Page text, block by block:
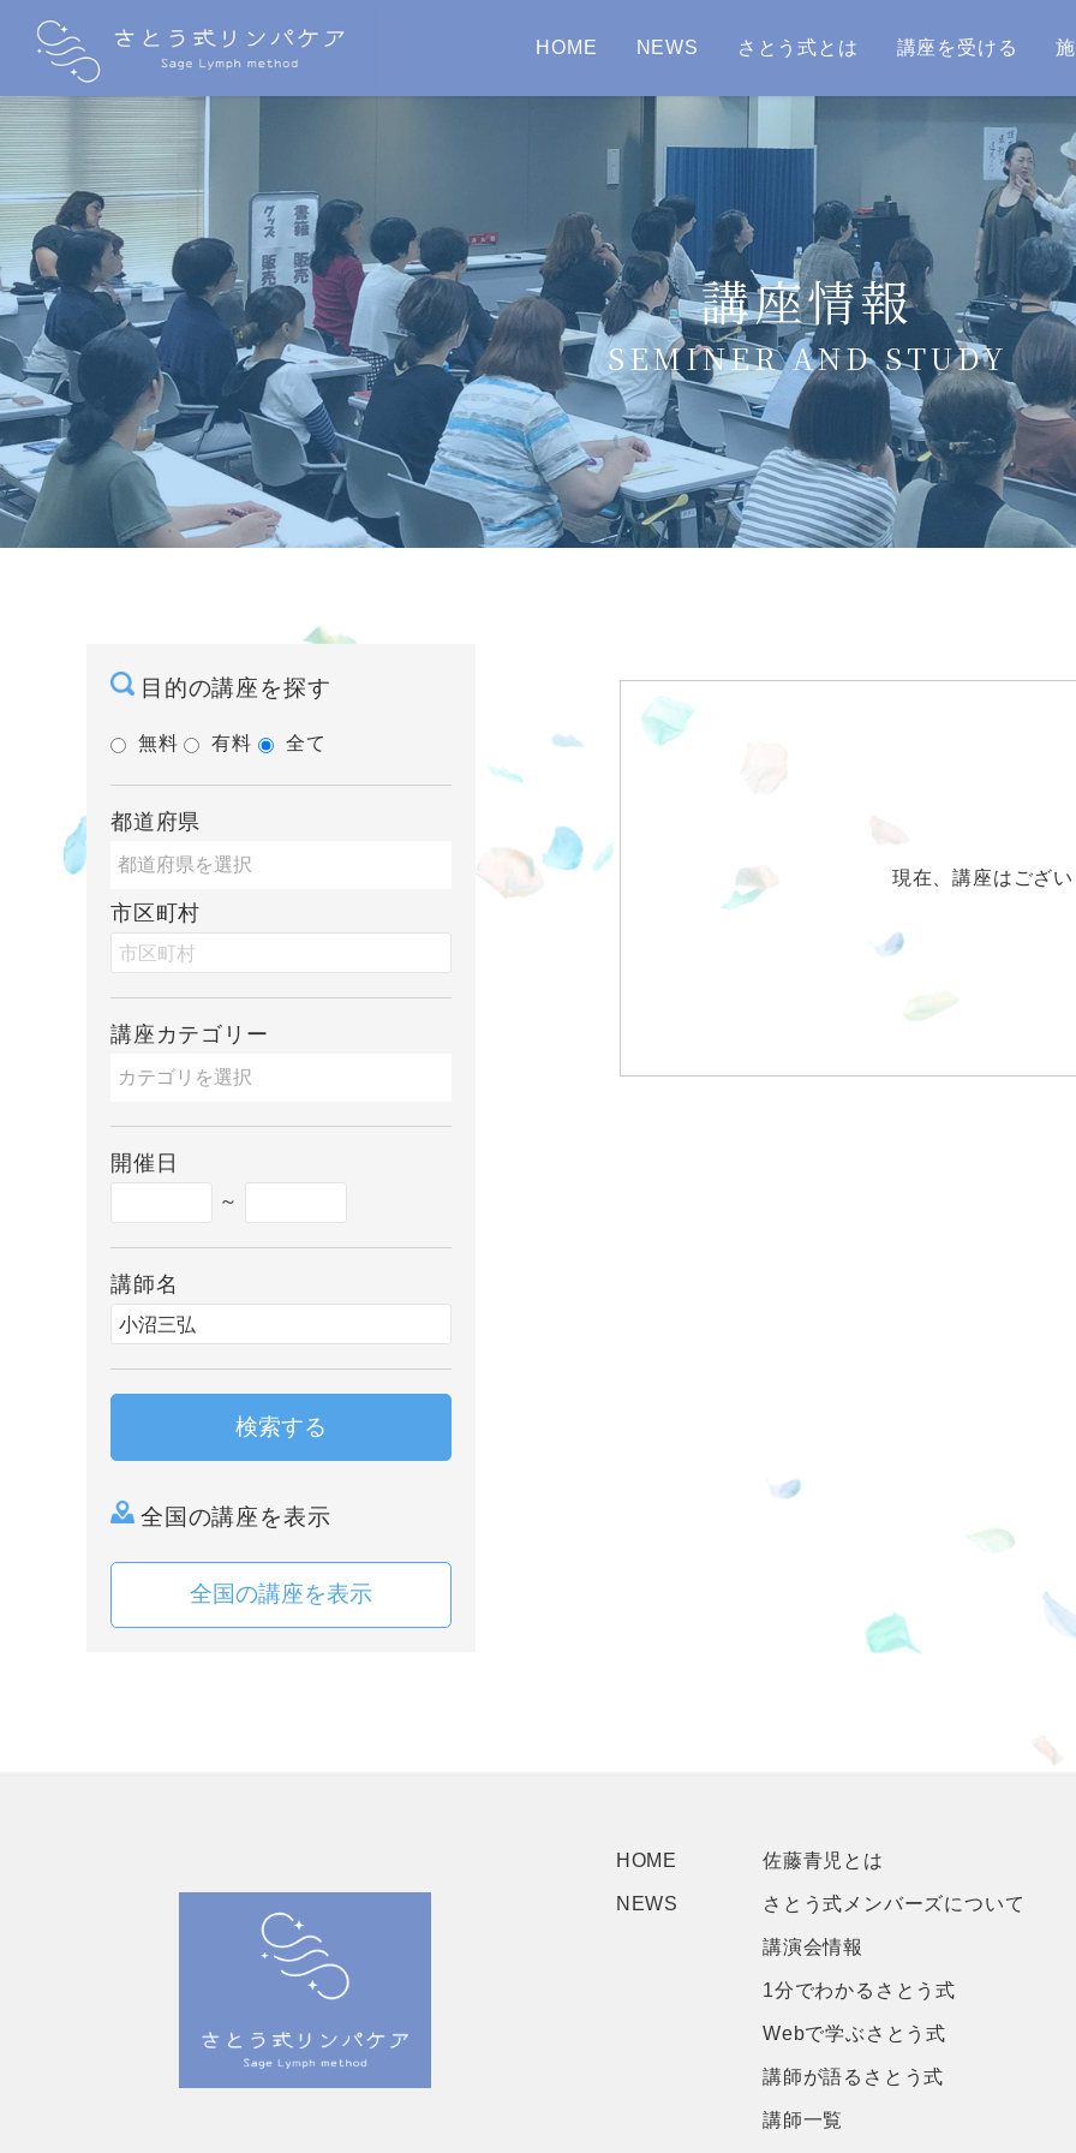
HOME NEWS さとう式とは 講座を受ける
講座情報
SEMINER AND STUDY
目的の講座を探す
無料 有料 全て
都道府県
市区町村
講座カテゴリー
開催日
～
講師名
検索する
全国の講座を表示
全国の講座を表示
現在、講座はござ
HOME
NEWS
佐藤青児とは
さとう式メンバーズについて
講演会情報
1分でわかるさとう式
Webで学ぶさとう式
講師が語るさとう式
講師一覧